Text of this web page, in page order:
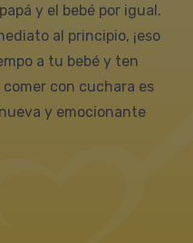
y el bebé por igual.
al principio, ¡eso
a tu bebé y ten
con cuchara es
y emocionante